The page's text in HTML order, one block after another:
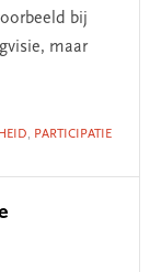
bij
maar
, PARTICIPATIE